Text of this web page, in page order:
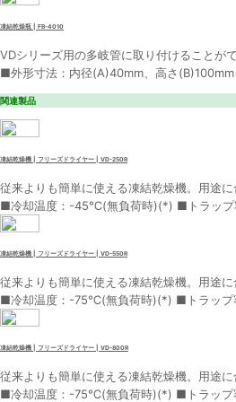
凍結乾燥瓶 | FB-4010
VDシリーズ用の多岐管に取り付けることが
■外形寸法：内径(A)40mm、高さ
関連製品
凍結乾燥機 | フリーズドライヤー | VD-250R
従来よりも簡単に使える凍結乾燥機。用途に
■冷却温度：-45℃(無負荷時)(*) ■トラップ
凍結乾燥機 | フリーズドライヤー | VD-550R
従来よりも簡単に使える凍結乾燥機。用途に
■冷却温度：-75℃(無負荷時)(*) ■トラップ
凍結乾燥機 | フリーズドライヤー | VD-800R
従来よりも簡単に使える凍結乾燥機。用途に
■冷却温度：-75℃(無負荷時)(*) ■トラップ